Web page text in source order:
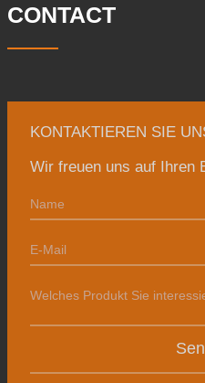
CONTACT
KONTAKTIEREN SIE
Wir freuen uns auf Ihren